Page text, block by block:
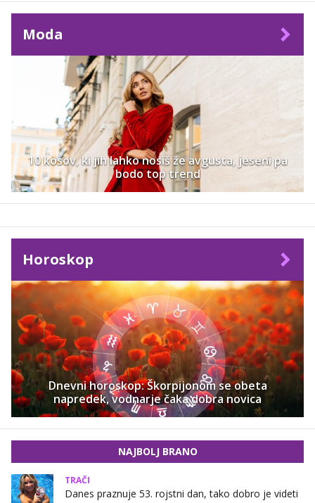
Moda
10 kosov, ki jih lahko nosiš že avgusta, jeseni pa
bodo top trend
Horoskop
Dnevni horoskop: Škorpijonom se obeta
napredek, vodnarje čaka dobra novica
NAJBOLJ BRANO
TRAČI
Danes praznuje 53. rojstni dan, tako dobro je videti